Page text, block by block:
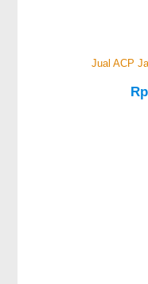
Jual ACP